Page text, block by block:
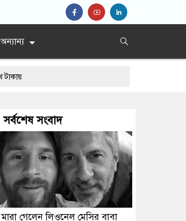
অন্যান্য
সর্বশেষ সংবাদ
মারা গেলেন লিওনেল মেসির বাবা